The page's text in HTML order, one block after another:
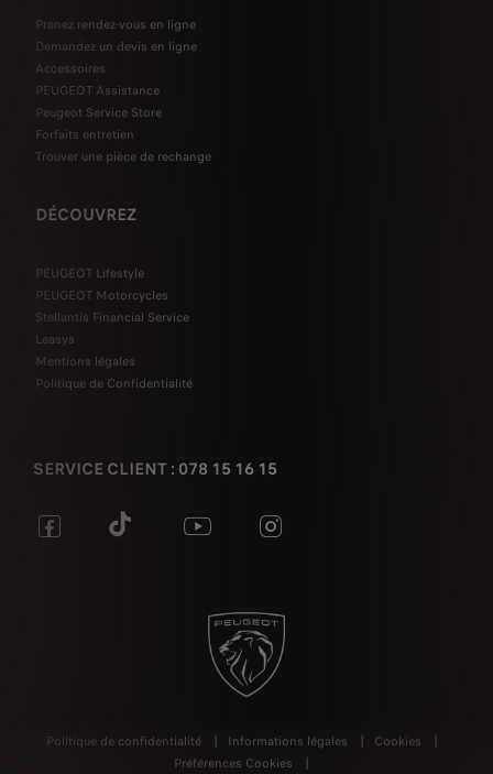
Prenez rendez-vous en ligne
Demandez un devis en ligne
Accessoires
PEUGEOT Assistance
Peugeot Service Store
Forfaits entretien
Trouver une pièce de rechange
DÉCOUVREZ
PEUGEOT Lifestyle
PEUGEOT Motorcycles
Stellantis Financial Service
Leasys
Mentions légales
Politique de Confidentialité
SERVICE CLIENT : 078 15 16 15
Politique de confidentialité Informations légales
Cookies
Préférences Cookies